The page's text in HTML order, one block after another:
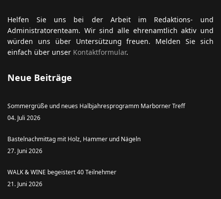
Helfen Sie uns bei der Arbeit im Redaktions- und
Administratorenteam. Wir sind alle ehrenamtlich aktiv und
würden uns über Untersützung freuen. Melden Sie sich
einfach über unser Kontaktformular.
Neue Beiträge
Sommergrüße und neues Halbjahresprogramm Marborner Treff
04. Juli 2026
Bastelnachmittag mit Holz, Hammer und Nägeln
27. Juni 2026
WALK & WINE begeistert 40 Teilnehmer
21. Juni 2026